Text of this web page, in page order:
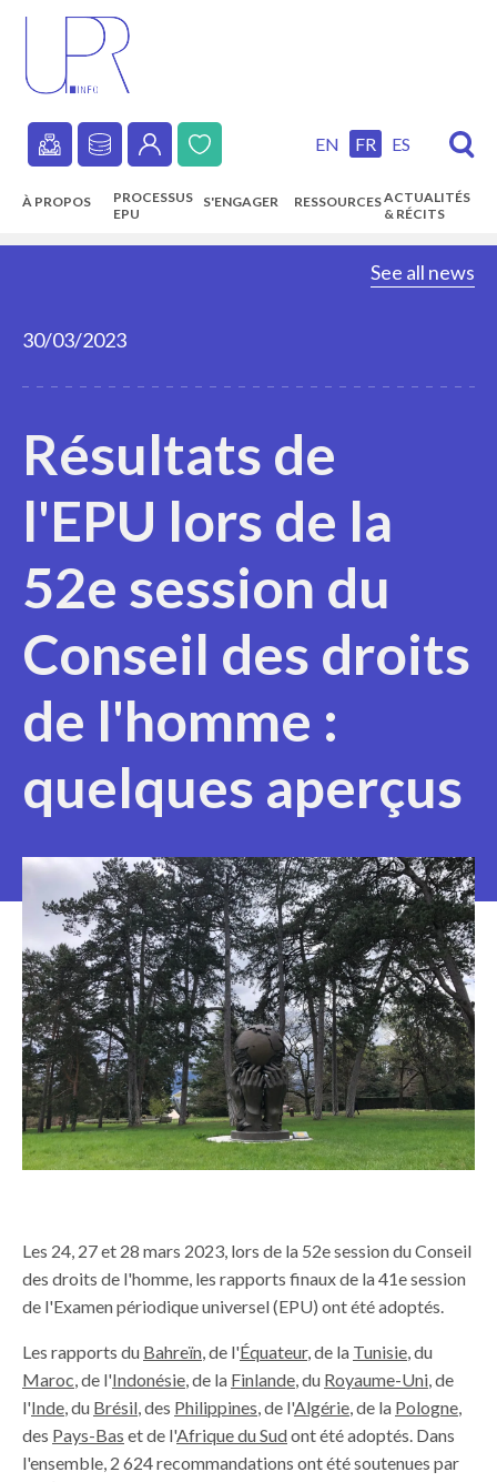
content
Secondary
navigation
EN FR ES
Main
À PROPOS
PROCESSUS
EPU
S'ENGAGER RESSOURCESACTUALITÉS
& RÉCITS
See all news
30/03/2023
Résultats de
l'EPU lors de la
52e session du
Conseil des droits
de l'homme :
quelques aperçus
Les 24, 27 et 28 mars 2023, lors de la 52e session du Conseil
des droits de l'homme, les rapports finaux de la 41e session
de l'Examen périodique universel (EPU) ont été adoptés.
Les rapports du Bahreïn, de l'Équateur, de la Tunisie, du
Maroc, de l'Indonésie, de la Finlande, du Royaume-Uni, de
l'Inde, du Brésil, des Philippines, de l'Algérie, de la Pologne,
des Pays-Bas et de l'Afrique du Sudont été adoptés. Dans
l'ensemble, 2 624 recommandations ont été soutenues par